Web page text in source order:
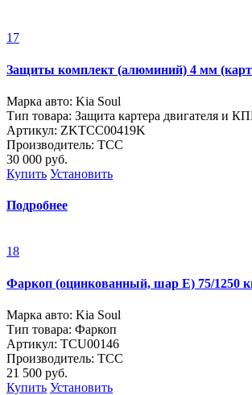
17
Защиты комплект (алюминий) 4 мм
Марка авто: Kia Soul
Тип товара: Защита картера двигателя и
Артикул: ZKTCC00419K
Производитель: ТСС
30 000 руб.
Купить Установить
Подробнее
18
Фаркоп (оцинкованный, шар E) 75/1250
Марка авто: Kia Soul
Тип товара: Фаркоп
Артикул: TCU00146
Производитель: ТСС
21 500 руб.
Купить Установить